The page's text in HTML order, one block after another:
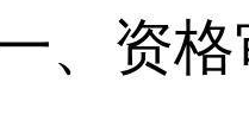
、资